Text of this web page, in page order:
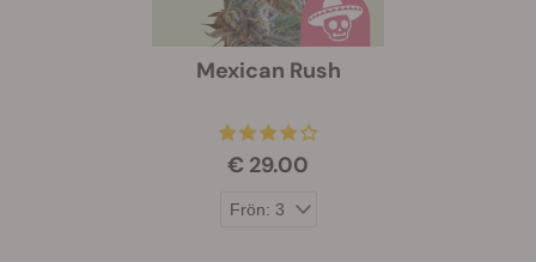
Mexican Rush
€ 29.00